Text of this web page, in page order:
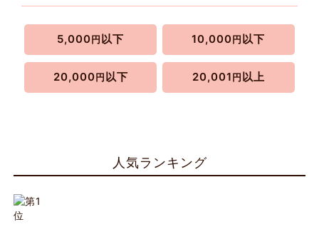
5,000 円 以下 10,000 円 以下
20,000 円 以下 20,001 円 以上
人気ランキング